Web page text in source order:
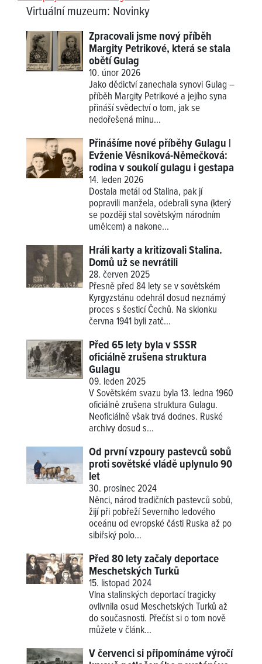
Virtuální muzeum: Novinky
Zpracovali jsme nový příběh
Margity Petrikové, která se stala
obětí Gulag
10. únor 2026
Jako dědictví zanechala synovi Gulag –
příběh Margity Petrikové a jejího syna
přináší svědectví o tom, jak se
nedořešená minu...
Přinášíme nové příběhy Gulagu |
Evženie Věsniková-Němečková:
rodina v soukolí gulagu i gestapa
14. leden 2026
Dostala metál od Stalina, pak jí
popravili manžela, odebrali syna (který
se později stal sovětským národním
umělcem) a nakone...
Hráli karty a kritizovali Stalina.
Domů už se nevrátili
28. červen 2025
Přesně před 84 lety se v sovětském
Kyrgyzstánu odehrál dosud neznámý
proces s šesticí Čechů. Na sklonku
června 1941 byli zatč...
Před 65 lety byla v SSSR
oficiálně zrušena struktura
Gulagu
09. leden 2025
V Sovětském svazu byla 13. ledna 1960
oficiálně zrušena struktura Gulagu.
Neoficiálně však trvá dodnes. Ruské
archivy dosud s...
Od první vzpoury pastevců sobů
proti sovětské vládě uplynulo 90
let
30. prosinec 2024
Něnci, národ tradičních pastevců sobů,
žijí při pobřeží Severního ledového
oceánu od evropské části Ruska až po
sibiřský polo...
Před 80 lety začaly deportace
Meschetských Turků
15. listopad 2024
Vlna stalinských deportací tragicky
ovlivnila osud Meschetských Turků až
do současnosti. Přečíst si o tom nově
můžete v článk...
V červenci si připomínáme výročí